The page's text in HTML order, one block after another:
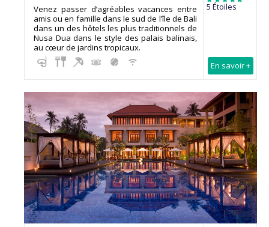
5 Étoiles
En savoir +
Venez passer d’agréables vacances entre
amis ou en famille dans le sud de l’île de Bali
dans un des hôtels les plus traditionnels de
Nusa Dua dans le style des palais balinais,
au cœur de jardins tropicaux.